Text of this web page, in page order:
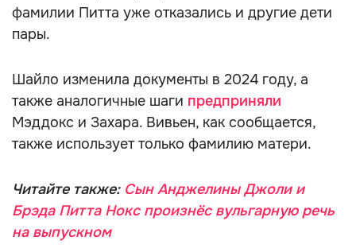
фамилии Питта уже отказались и другие дети
пары.
Шайло изменила документы в 2024 году, а
также аналогичные шаги предприняли
Мэддокс и Захара. Вивьен, как сообщается,
также использует только фамилию матери.
Читайте также: Сын Анджелины Джоли и
Брэда Питта Нокс произнёс вульгарную речь
на выпускном